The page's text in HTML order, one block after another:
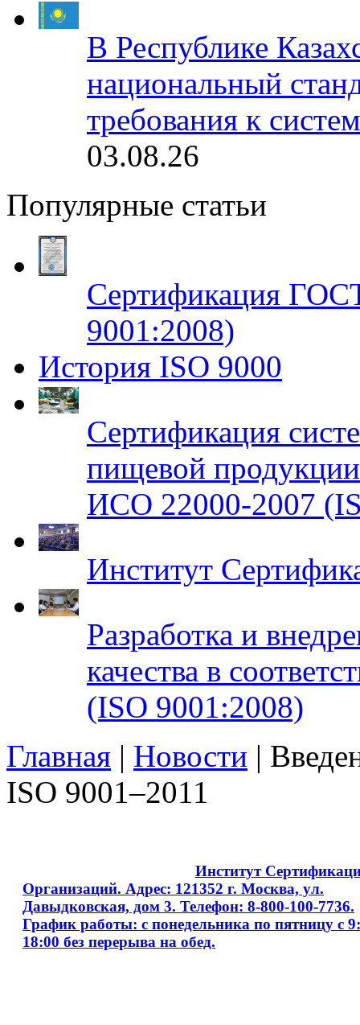
В Республике
национальный
требования к
03.08.26
Популярные статьи
Сертификация
9001:2008)
История ISO 9000
Сертификация
пищевой
ИСО 22000-2007
Институт
Разработка и
качества в
(ISO 9001:2008)
Главная | Новости |
ISO 9001–2011
Институт
Организаций. Адрес: 121352 г. Москва, ул.
Давыдковская, дом 3. Телефон: 8-800-100-7736.
График работы: с понедельника по пятницу с
18:00 без перерыва на обед.